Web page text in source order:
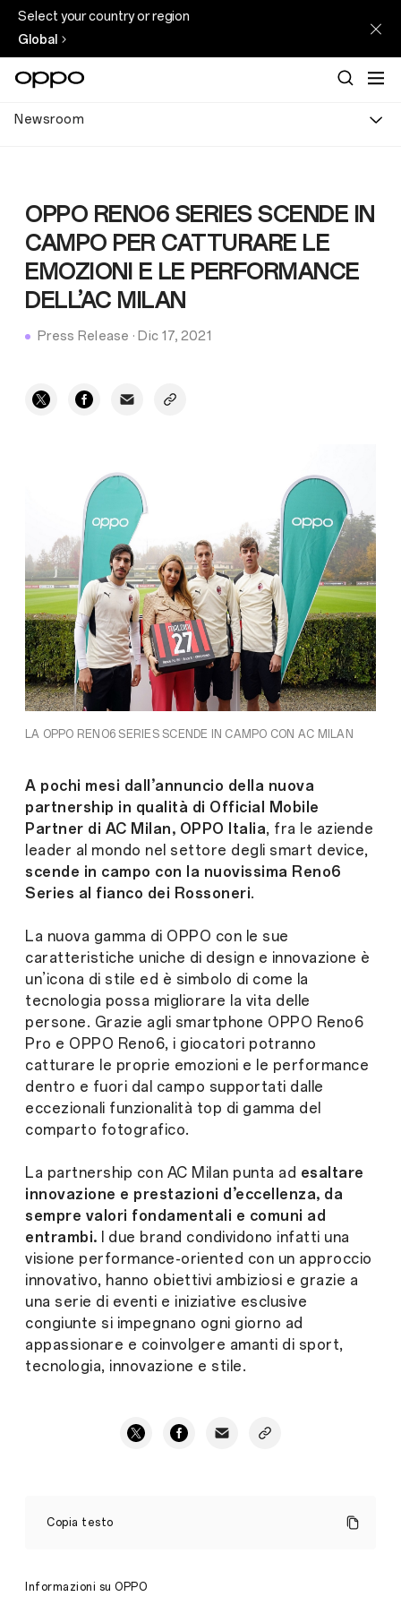
Select your country or region
Global
Newsroom
OPPO RENO6 SERIES SCENDE IN
CAMPO PER CATTURARE LE
EMOZIONI E LE PERFORMANCE
DELL’AC MILAN
Press Release · Dic 17, 2021
LA OPPO RENO6 SERIES SCENDE IN CAMPO CON AC MILAN
A pochi mesi dall’annuncio della nuova
partnership in qualità di Official Mobile
Partner di AC Milan, OPPO Italia, fra le aziende
leader al mondo nel settore degli smart device,
scende in campo con la nuovissima Reno6
Series al fianco dei Rossoneri.
La nuova gamma di OPPO con le sue
caratteristiche uniche di design e innovazione è
un’icona di stile ed è simbolo di come la
tecnologia possa migliorare la vita delle
persone. Grazie agli smartphone OPPO Reno6
Pro e OPPO Reno6, i giocatori potranno
catturare le proprie emozioni e le performance
dentro e fuori dal campo supportati dalle
eccezionali funzionalità top di gamma del
comparto fotografico.
La partnership con AC Milan punta ad esaltare
innovazione e prestazioni d’eccellenza, da
sempre valori fondamentali e comuni ad
entrambi. I due brand condividono infatti una
visione performance-oriented con un approccio
innovativo, hanno obiettivi ambiziosi e grazie a
una serie di eventi e iniziative esclusive
congiunte si impegnano ogni giorno ad
appassionare e coinvolgere amanti di sport,
tecnologia, innovazione e stile.
Copia testo
Informazioni su OPPO